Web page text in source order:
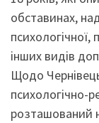
обставинах,
психологічної,
інших видів
Щодо
психологічно-
розташований